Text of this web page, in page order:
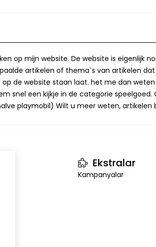
op mijn website. De website is
artikelen of thema`s van artikelen
de website staan laat. het me dan
snel een kijkje in de categorie
playmobil) Wilt u meer weten,
Ekstralar
Kampanyalar